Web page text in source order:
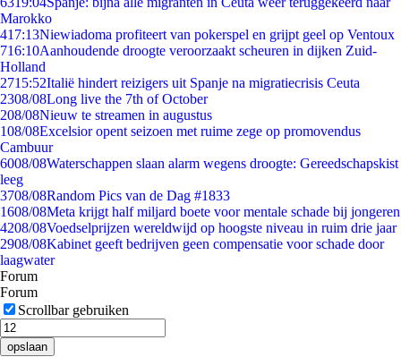
Marokko
417:13Niewiadoma profiteert van pokerspel en grijpt geel op Ventoux
716:10Aanhoudende droogte veroorzaakt scheuren in dijken Zuid-
Holland
2715:52Italië hindert reizigers uit Spanje na migratiecrisis Ceuta
2308/08Long live the 7th of October
208/08Nieuw te streamen in augustus
108/08Excelsior opent seizoen met ruime zege op promovendus
Cambuur
6008/08Waterschappen slaan alarm wegens droogte: Gereedschapskist
leeg
3708/08Random Pics van de Dag #1833
1608/08Meta krijgt half miljard boete voor mentale schade bij jongeren
4208/08Voedselprijzen wereldwijd op hoogste niveau in ruim drie jaar
2908/08Kabinet geeft bedrijven geen compensatie voor schade door
laagwater
Forum
Forum
Scrollbar gebruiken
opslaan